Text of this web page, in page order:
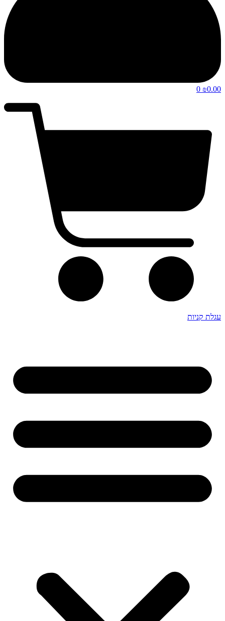
₪0.00
0
עגלת קניות